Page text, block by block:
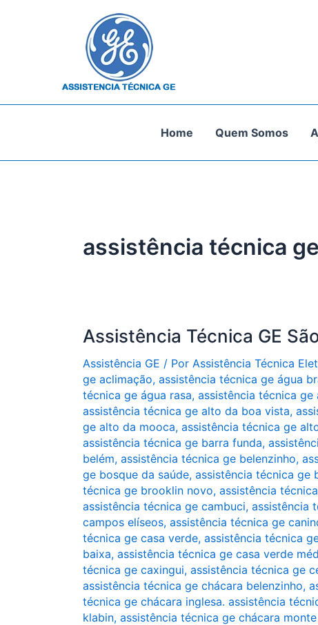
Home Quem Somos
assistência técnica
Assistência Técnica GE
Assistência GE / Por Assistência Técnica
ge aclimação, assistência técnica ge água
técnica ge água rasa, assistência técnica ge
assistência técnica ge alto da boa vista,
ge alto da mooca, assistência técnica ge
assistência técnica ge barra funda,
belém, assistência técnica ge belenzinho,
ge bosque da saúde, assistência técnica ge
técnica ge brooklin novo, assistência
assistência técnica ge cambuci, assistência
campos elíseos, assistência técnica ge
técnica ge casa verde, assistência técnica
baixa, assistência técnica ge casa verde
técnica ge caxingui, assistência técnica ge
assistência técnica ge chácara belenzinho,
técnica ge chácara inglesa. assistência
klabin, assistência técnica ge chácara